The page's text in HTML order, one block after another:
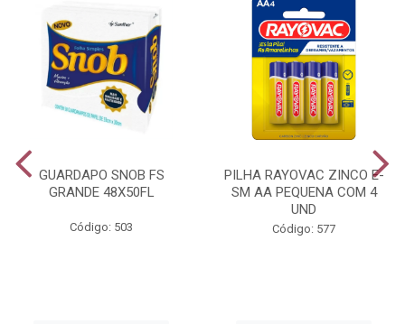
GUARDAPO SNOB FS
GRANDE 48X50FL
Código: 503
PILHA RAYOVAC ZINCO E-
SM AA PEQUENA COM 4
UND
Código: 577